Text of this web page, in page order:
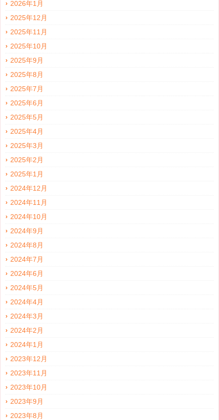
2026年1月
2025年12月
2025年11月
2025年10月
2025年9月
2025年8月
2025年7月
2025年6月
2025年5月
2025年4月
2025年3月
2025年2月
2025年1月
2024年12月
2024年11月
2024年10月
2024年9月
2024年8月
2024年7月
2024年6月
2024年5月
2024年4月
2024年3月
2024年2月
2024年1月
2023年12月
2023年11月
2023年10月
2023年9月
2023年8月